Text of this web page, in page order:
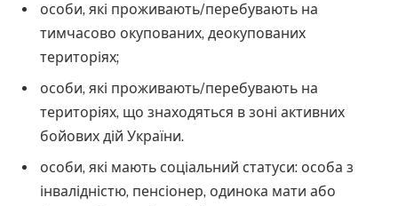
особи, які проживають/перебувають на
тимчасово окупованих, деокупованих
територіях;
особи, які проживають/перебувають на
територіях, що знаходяться в зоні активних
бойових дій України.
особи, які мають соціальний статуси: особа з
інвалідністю, пенсіонер, одинока мати або